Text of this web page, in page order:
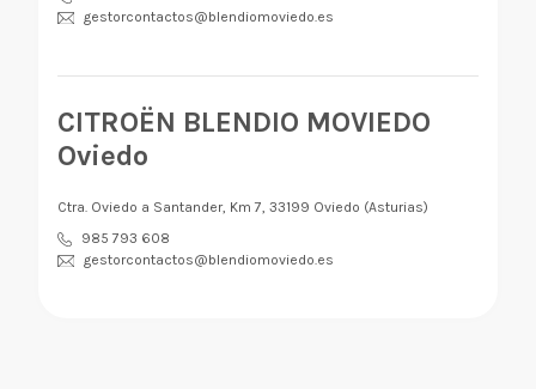
gestorcontactos@blendiomoviedo.es
CITROËN BLENDIO MOVIEDO
Oviedo
Ctra. Oviedo a Santander, Km 7, 33199 Oviedo (Asturias)
985 793 608
gestorcontactos@blendiomoviedo.es